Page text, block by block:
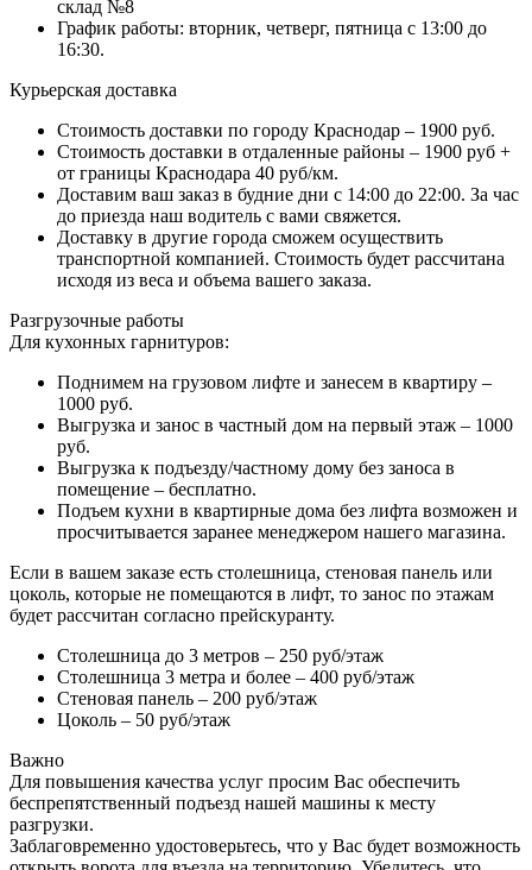
склад №8
График работы: вторник, четверг, пятница с 13:00 до
16:30.
Курьерская доставка
Стоимость доставки по городу Краснодар – 1900 руб.
Стоимость доставки в отдаленные районы – 1900 руб +
от границы Краснодара 40 руб/км.
Доставим ваш заказ в будние дни с 14:00 до 22:00. За час
до приезда наш водитель с вами свяжется.
Доставку в другие города сможем осуществить
транспортной компанией. Стоимость будет рассчитана
исходя из веса и объема вашего заказа.
Разгрузочные работы
Для кухонных гарнитуров:
Поднимем на грузовом лифте и занесем в квартиру –
1000 руб.
Выгрузка и занос в частный дом на первый этаж – 1000
руб.
Выгрузка к подъезду/частному дому без заноса в
помещение – бесплатно.
Подъем кухни в квартирные дома без лифта возможен и
просчитывается заранее менеджером нашего магазина.
Если в вашем заказе есть столешница, стеновая панель или
цоколь, которые не помещаются в лифт, то занос по этажам
будет рассчитан согласно прейскуранту.
Столешница до 3 метров – 250 руб/этаж
Столешница 3 метра и более – 400 руб/этаж
Стеновая панель – 200 руб/этаж
Цоколь – 50 руб/этаж
Важно
Для повышения качества услуг просим Вас обеспечить
беспрепятственный подъезд нашей машины к месту
разгрузки.
Заблаговременно удостоверьтесь, что у Вас будет возможность